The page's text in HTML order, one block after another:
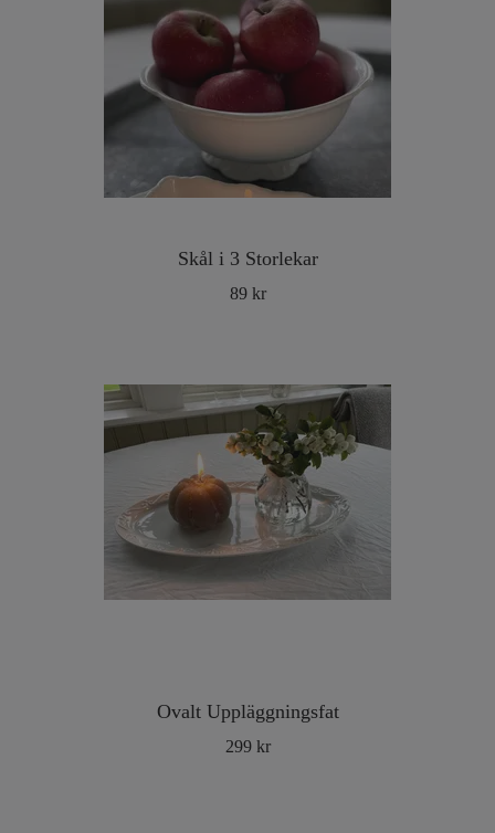
Skål i 3 Storlekar
89 kr
Ovalt Uppläggningsfat
299 kr